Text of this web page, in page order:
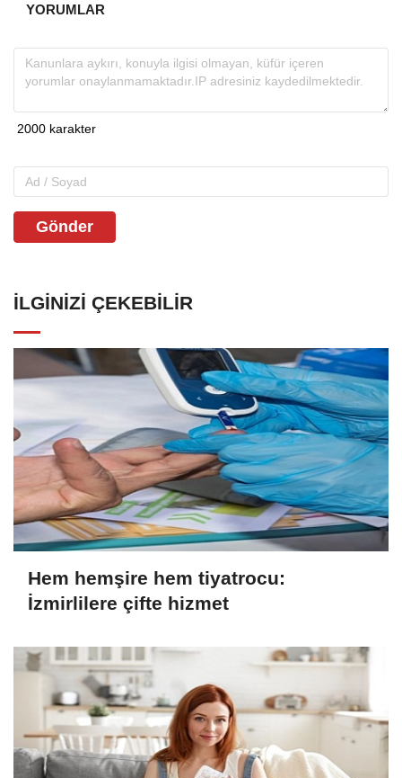
YORUMLAR
Gönder
İLGINIZI ÇEKEBILIR
Hem hemşire hem tiyatrocu:
İzmirlilere çifte hizmet